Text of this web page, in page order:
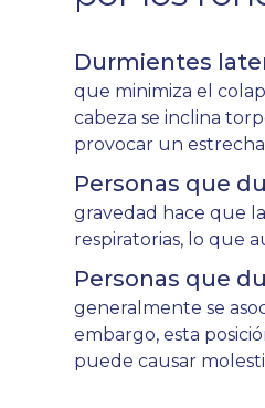
Durmientes
que minimiza el
cabeza se inclina
provocar un
Personas que
gravedad hace que
respiratorias, lo que
Personas que
generalmente se
embargo, esta
puede causar